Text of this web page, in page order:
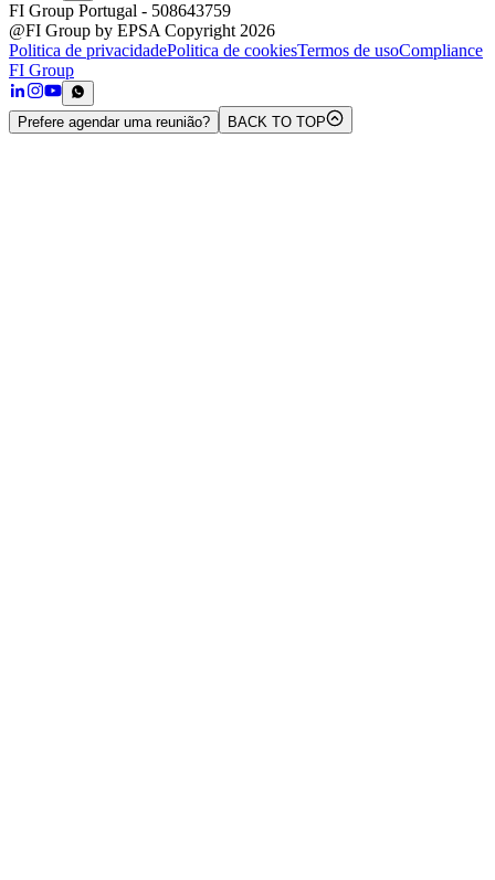
FI Group Portugal - 508643759
@FI Group by EPSA Copyright 2026
Politica de privacidadePolitica de cookiesTermos de usoCompliance
FI Group
Prefere agendar uma reunião? BACK TO TOP